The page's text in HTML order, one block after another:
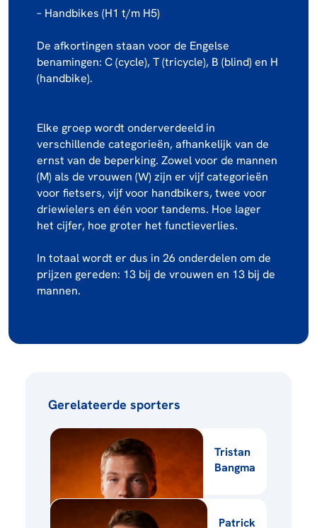
– Handbikes (H1 t/m H5)
De afkortingen staan voor de Engelse
benamingen: C (cycle), T (tricycle), B (blind) en H
(handbike).
Elke groep wordt onderverdeeld in
verschillende categorieën, afhankelijk van de
ernst van de beperking. Zowel voor de mannen
(M) als de vrouwen (W) zijn er vijf categorieën
voor fietsers, vijf voor handbikers, twee voor
driewielers en één voor tandems. Hoe lager
het cijfer, hoe groter het functieverlies.
In totaal wordt er dus in 26 onderdelen om de
prijzen gereden: 13 bij de vrouwen en 13 bij de
mannen.
Gerelateerde sporters
Tristan
Bangma
Patrick